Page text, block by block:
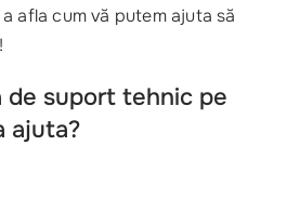
afla cum vă putem ajuta să
de suport tehnic pe
ajuta?